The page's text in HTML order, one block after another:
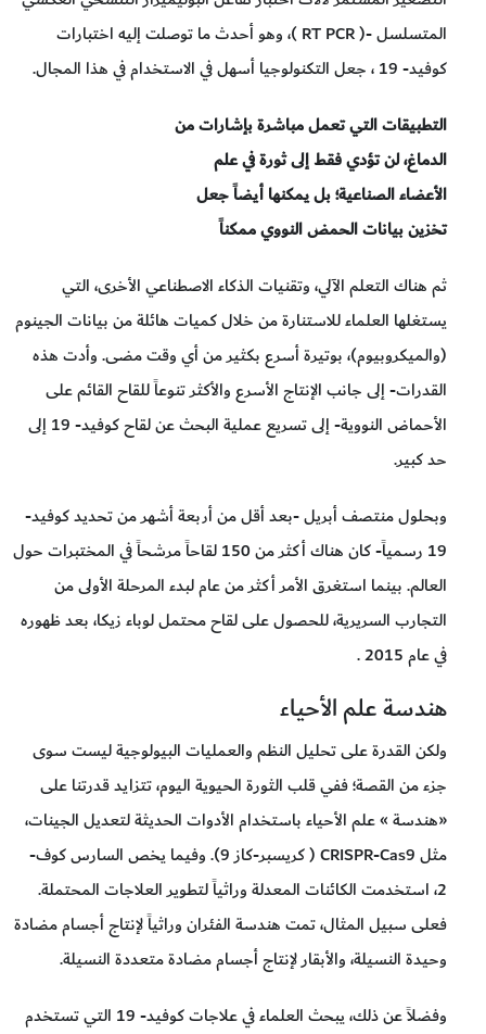
المتسلسل -( RT PCR )، وهو أحدث ما توصلت إليه اختبارات
كوفيد- 19 ، جعل التكنولوجيا أسهل في الاستخدام في هذا المجال.
التطبيقات التي تعمل مباشرة بإشارات من
الدماغ، لن تؤدي فقط إلى ثورة في علم
الأعضاء الصناعية؛ بل يمكنها أيضاً جعل
تخزين بيانات الحمض النووي ممكناً
ثم هناك التعلم الآلي، وتقنيات الذكاء الاصطناعي الأخرى، التي
يستغلها العلماء للاستنارة من خلال كميات هائلة من بيانات الجينوم
(والميكروبيوم)، بوتيرة أسرع بكثير من أي وقت مضى. وأدت هذه
القدرات- إلى جانب الإنتاج الأسرع والأكثر تنوعاً للقاح القائم على
الأحماض النووية- إلى تسريع عملية البحث عن لقاح كوفيد- 19 إلى
حد كبير.
وبحلول منتصف أبريل -بعد أقل من أربعة أشهر من تحديد كوفيد-
19 رسمياً- كان هناك أكثر من 150 لقاحاً مرشحاً في المختبرات حول
العالم. بينما استغرق الأمر أكثر من عام لبدء المرحلة الأولى من
التجارب السريرية، للحصول على لقاح محتمل لوباء زيكا، بعد ظهوره
في عام 2015 .
هندسة علم الأحياء
ولكن القدرة على تحليل النظم والعمليات البيولوجية ليست سوى
جزء من القصة؛ ففي قلب الثورة الحيوية اليوم، تتزايد قدرتنا على
«هندسة » علم الأحياء باستخدام الأدوات الحديثة لتعديل الجينات،
مثل CRISPR-Cas9 ( كريسبر-كاز 9). وفيما يخص السارس كوف-
2، استخدمت الكائنات المعدلة وراثياً لتطوير العلاجات المحتملة.
فعلى سبيل المثال، تمت هندسة الفئران وراثياً لإنتاج أجسام مضادة
وحيدة النسيلة، والأبقار لإنتاج أجسام مضادة متعددة النسيلة.
وفضلاً عن ذلك، يبحث العلماء في علاجات كوفيد- 19 التي تستخدم